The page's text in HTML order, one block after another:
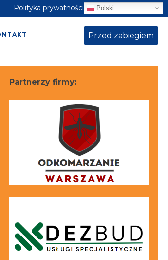
Polityka prywatności Polski
Przed zabiegiem
Partnerzy firmy: